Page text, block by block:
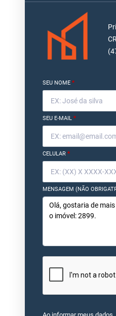
SEU NOME *
SEU E-MAIL *
CELULAR *
MENSAGEM (NÃO